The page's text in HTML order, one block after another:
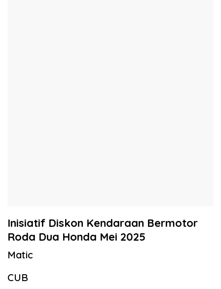
Inisiatif Diskon Kendaraan Bermotor
Roda Dua Honda Mei 2025
Matic
CUB